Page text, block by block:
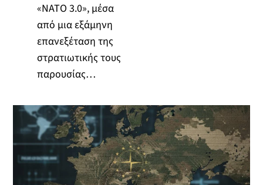
«ΝΑΤΟ 3.0», μέσα
από μια εξάμηνη
επανεξέταση της
στρατιωτικής τους
παρουσίας…